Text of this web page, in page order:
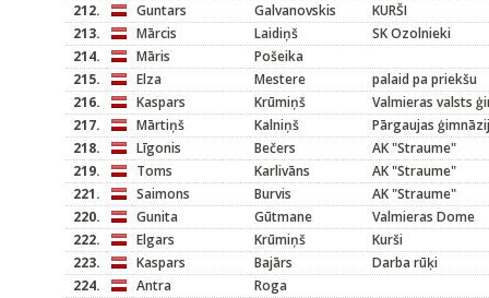
212.
Guntars Galvanovskis
KURŠI
213.
Mārcis Laidiņš
SK Ozolnieki
214.
Māris
Pošeika
215.
Elza Mestere
palaid pa priekšu
216.
Kaspars Krūmiņš
Valmieras valsts
217.
Mārtiņš Kalniņš
Pārgaujas
218.
Līgonis Bečers
AK "Straume"
219.
Toms Karlivāns
AK "Straume"
221.
Saimons Burvis
AK "Straume"
220.
Gunita Gūtmane
Valmieras Dome
222.
Elgars Krūmiņš
Kurši
223.
Kaspars Bajārs
Darba rūķi
224.
Antra
Roga